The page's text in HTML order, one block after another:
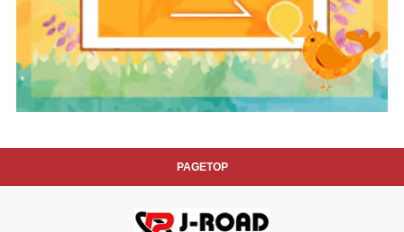
PAGETOP